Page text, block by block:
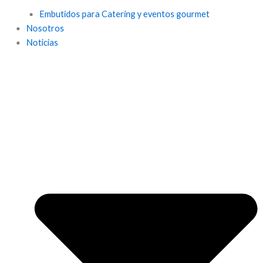
Embutidos para Catering y eventos gourmet
Nosotros
Noticias